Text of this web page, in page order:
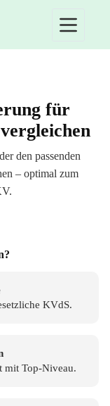
für
den passenden
– optimal zum
KVdS.
mit Top-Niveau.